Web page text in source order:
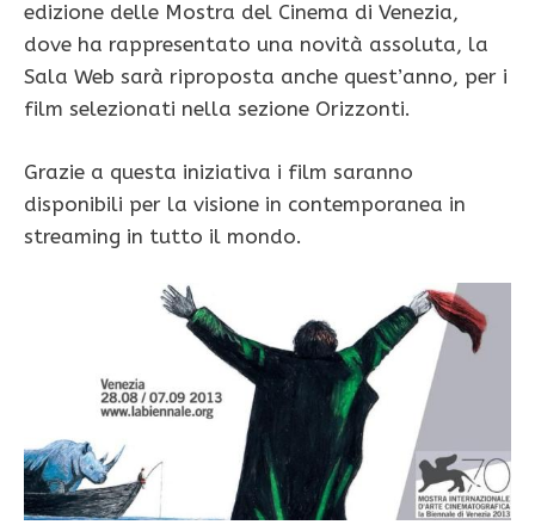
edizione delle Mostra del Cinema di Venezia,
dove ha rappresentato una novità assoluta, la
Sala Web sarà riproposta anche quest’anno, per i
film selezionati nella sezione Orizzonti.
Grazie a questa iniziativa i film saranno
disponibili per la visione in contemporanea in
streaming in tutto il mondo.